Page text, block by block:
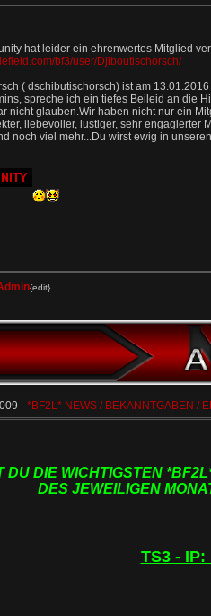
hat leider ein ehrenwertes Mitglied
bf3/user/Djiboutischorsch/
( dschibutischorsch) ist am
spreche ich ein tiefes Beileid an die
nicht glauben.Wir haben nicht nur ein
liebevoller, lustiger, sehr engagierter
noch viel mehr...Du wirst ewig in
{edit}
- *BF2L* NEWS / BEKANNTGABEN /
DU DIE WICHTIGSTEN
DES JEWEILIGEN
TS3 - IP: